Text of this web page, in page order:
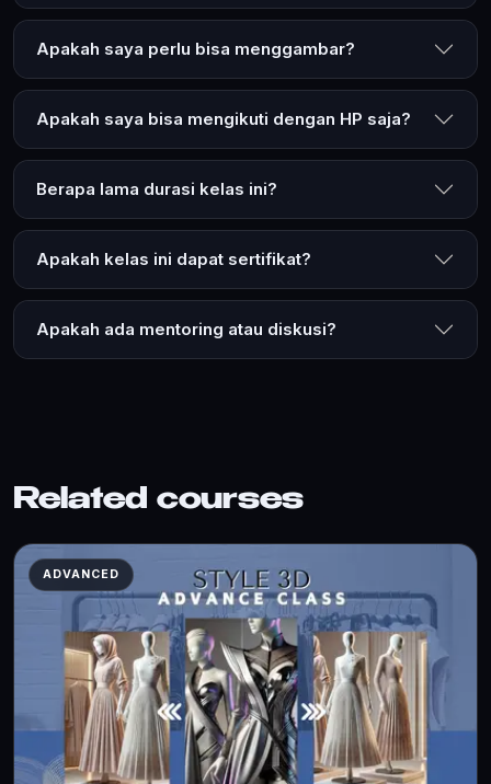
Apakah saya perlu bisa menggambar?
Apakah saya bisa mengikuti dengan HP saja?
Berapa lama durasi kelas ini?
Apakah kelas ini dapat sertifikat?
Apakah ada mentoring atau diskusi?
Related courses
ADVANCED